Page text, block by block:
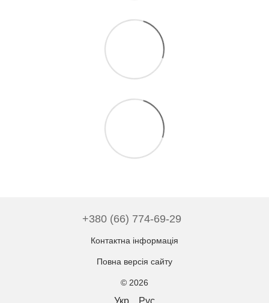
+380 (66) 774-69-29
Контактна інформація
Повна версія сайту
© 2026
Укр Рус